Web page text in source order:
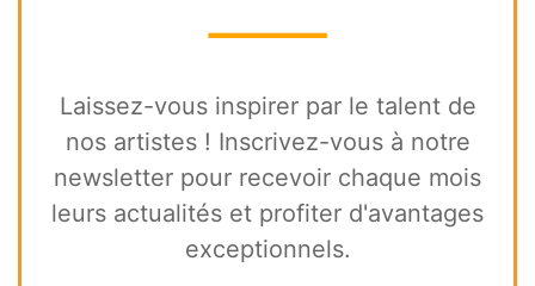
⸻
Laissez-vous inspirer par le talent de
nos artistes ! Inscrivez-vous à notre
newsletter pour recevoir chaque mois
leurs actualités et profiter d'avantages
exceptionnels.